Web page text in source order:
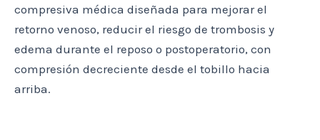
compresiva médica diseñada para mejorar el
retorno venoso, reducir el riesgo de trombosis y
edema durante el reposo o postoperatorio, con
compresión decreciente desde el tobillo hacia
arriba.